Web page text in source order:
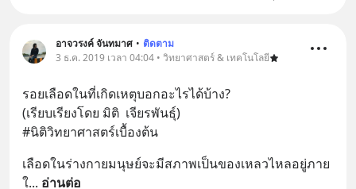
อาจวรงค์ จันทมาศ • ติดตาม
3 ธ.ค. 2019 เวลา 04:04 • วิทยาศาสตร์ & เทคโนโลยี
รอยเลือดในที่เกิดเหตุบอกอะไรได้บ้าง?
(เรียบเรียงโดย มิติ  เจียรพันธุ์)
#นิติวิทยาศาสตร์เบื้องต้น
เลือดในร่างกายมนุษย์จะมีสภาพเป็นของเหลวไหลอยู่ภาย
ใ... อ่านต่อ